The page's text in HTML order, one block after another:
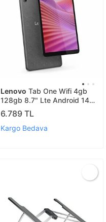
Lenovo Tab One Wifi 4gb
128gb 8.7" Lte Android 14
Gri Tablet
6.789 TL
Kargo Bedava